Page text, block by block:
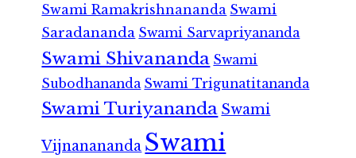
Swami Ramakrishnananda Swami
Saradananda Swami Sarvapriyananda
Swami Shivananda Swami
Subodhananda Swami Trigunatitananda
Swami Turiyananda Swami
Vijnanananda Swami